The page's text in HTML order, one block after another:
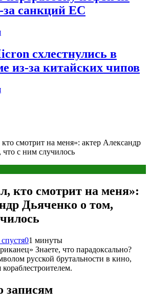
за санкций ЕС
схлестнулись в
из-за китайских чипов
смотрит на меня»: актер Александр
что с ним случилось
кто смотрит на меня»:
Дьяченко о том,
01 минуты
Знаете, что парадоксально?
русской брутальности в кино,
кораблестроителем.
записям